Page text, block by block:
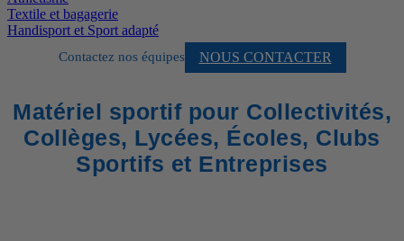
Textile et bagagerie
Handisport et Sport adapté
Contactez nos équipes NOUS CONTACTER
Matériel sportif pour Collectivités,
Collèges, Lycées, Écoles, Clubs
Sportifs et Entreprises